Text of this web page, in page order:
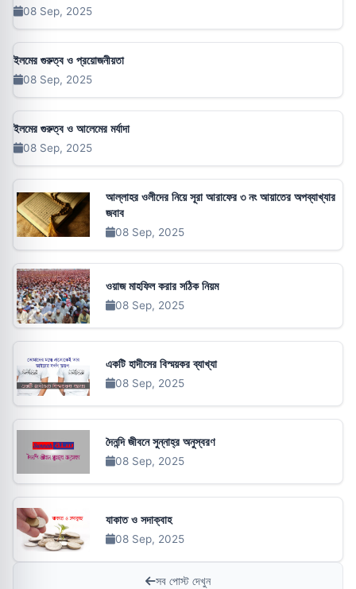
08 Sep, 2025
ইলমের গুরুত্ব ও প্রয়োজনীয়তা
08 Sep, 2025
ইলমের গুরুত্ব ও আলেমের মর্যাদা
08 Sep, 2025
আল্লাহর ওলীদের নিয়ে সূরা আরাফের ৩ নং আয়াতের অপব্যাখ্যার
জবাব
08 Sep, 2025
ওয়াজ মাহফিল করার সঠিক নিয়ম
08 Sep, 2025
একটি হাদীসের বিস্ময়কর ব্যাখ্যা
08 Sep, 2025
দৈনন্দি জীবনে সুন্নাহ্‌র অনুস্বরণ
08 Sep, 2025
যাকাত ও সদাক্বাহ
08 Sep, 2025
সব পোস্ট দেখুন